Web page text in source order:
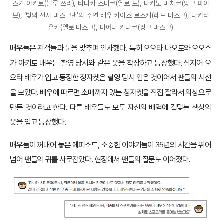
스가 아키토(블루 쓰리), 타나카 스미코(옐로 포), 마키노 미치코(핑크 파이
브), ‘빛의 전사 마스크맨’의 주연 배우 카이즈 료스케(레드 마스크), 나카타
유키(옐로 마스크), 마에다 카나코(핑크 마스크)
배우들은 관객들과 눈을 맞추며 인사했다. 특히 오오타 나오토와 오오스
가 아키토 배우는 촬영 당시와 같은 옷을 착장하고 등장했다. 심지어 오
오타 배우가 입고 등장한 청자켓은 촬영 당시 입은 것이어서 팬들의 시선
을 모았다. 배우에 따르면 소매까지 있는 청자켓을 직접 잘라서 의상으로
만든 것이라고 한다. 다른 배우들도 모두 자신의 배역에 걸맞는 색상의
옷을 입고 등장했다.
배우들이 꺼내어 놓은 에피소드, 소중한 이야기들이 35년의 시간을 뛰어
넘어 팬들의 귀를 사로잡았다. 현장에서 팬들의 질문도 이어졌다.